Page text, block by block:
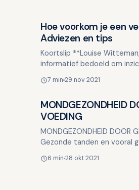
Lifestyle en mondgezondheid
Hoe voorkom je een
Adviezen en tips
Koortslip **Louise Witteman; Deze informatie is
informatief bedoeld om
bedoeld…
7 min 29 nov 2021
Lifestyle en mondgezondheid
MONDGEZONDHEID
VOEDING
MONDGEZONDHEID DOOR
Gezonde tanden en vooral
goede gezondheid. Het o…
6 min 28 okt 2021